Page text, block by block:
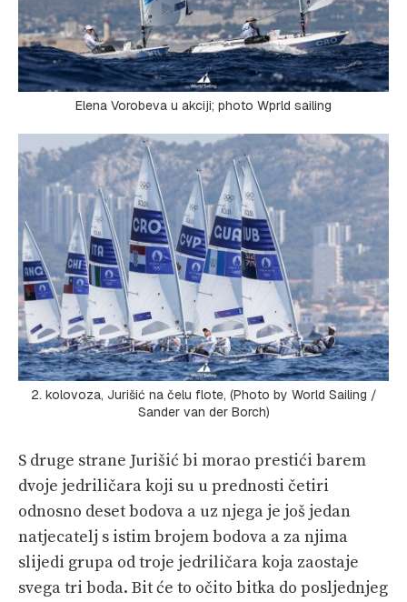
Elena Vorobeva u akciji; photo Wprld sailing
2. kolovoza, Jurišić na čelu flote, (Photo by World Sailing /
Sander van der Borch)
S druge strane Jurišić bi morao prestići barem
dvoje jedriličara koji su u prednosti četiri
odnosno deset bodova a uz njega je još jedan
natjecatelj s istim brojem bodova a za njima
slijedi grupa od troje jedriličara koja zaostaje
svega tri boda. Bit će to očito bitka do posljednjeg